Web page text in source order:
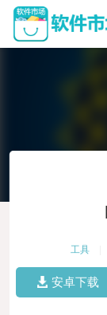
工具
安卓下载